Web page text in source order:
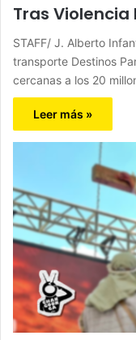
Tras Violencia
STAFF/ J. Alberto
transporte Destinos
cercanas a los 20
Leer más »